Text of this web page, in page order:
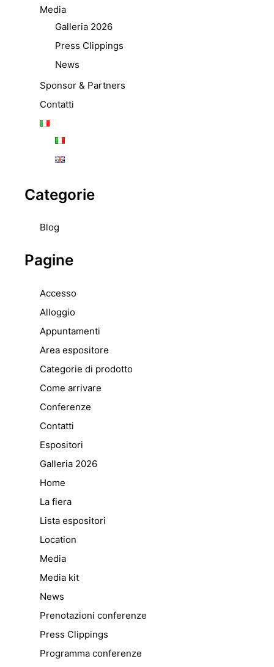
Media
Galleria 2026
Press Clippings
News
Sponsor & Partners
Contatti
Categorie
Blog
Pagine
Accesso
Alloggio
Appuntamenti
Area espositore
Categorie di prodotto
Come arrivare
Conferenze
Contatti
Espositori
Galleria 2026
Home
La fiera
Lista espositori
Location
Media
Media kit
News
Prenotazioni conferenze
Press Clippings
Programma conferenze